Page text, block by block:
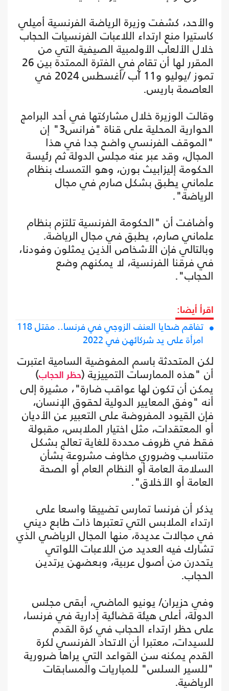
والأحد، كشفت وزيرة الرياضة الفرنسية أميلي
كاستيرا منع ارتداء اللاعبات الفرنسيات الحجاب
خلال الألعاب الأولمبية الصيفية التي من
المقرر لها أن تقام في الفترة الممتدة بين 26
تموز /يوليو و11 آب /أغسطس 2024 في
العاصمة باريس.
وقالت الوزيرة خلال مشاركتها في أحد البرامج
الحوارية المحلية على قناة "فرانس3" إن
"الموقف الفرنسي واضح جدا في هذا
المجال، وقد عبر عنه مجلس الدولة ثم رئيسة
الحكومة إليزابيث بورن، وهو التمسك بنظام
علماني يطبق بشكل صارم في مجال
الرياضة".
وأضافت أن "الحكومة الفرنسية تلتزم بنظام
علماني صارم، يطبق في مجال الرياضة.
وبالتالي فإن الأشخاص الذين يمثلون وفودنا،
في فرقنا الفرنسية، لا يمكنهم وضع
الحجاب".
اقرأ أيضا:
تفاقم ضحايا العنف الزوجي في فرنسا.. مقتل 118
امرأة على يد شركائهن في 2022
لكن المتحدثة باسم المفوضية السامية اعتبرت
أن "هذه الممارسات التمييزية (حظر الحجاب)
يمكن أن تكون لها عواقب ضارة"، مشيرة إلى
أنه "وفق المعايير الدولية لحقوق الإنسان،
فإن القيود المفروضة على التعبير عن الأديان
أو المعتقدات، مثل اختيار الملابس، مقبولة
فقط في ظروف محددة للغاية تعالج بشكل
متناسب وضروري مخاوف مشروعة بشأن
السلامة العامة أو النظام العام أو الصحة
العامة أو الأخلاق".
يذكر أن فرنسا تمارس تضييقا واسعا على
ارتداء الملابس التي تعتبرها ذات طابع ديني
في مجالات عديدة، منها المجال الرياضي الذي
تشارك فيه العديد من اللاعبات اللواتي
يتحدرن من أصول عربية، وبعضهن يرتدين
الحجاب.
وفي حزيران/ يونيو الماضي، أبقى مجلس
الدولة، أعلى هيئة قضائية إدارية في فرنسا،
على حظر ارتداء الحجاب في كرة القدم
للسيدات، معتبرا أن الاتحاد الفرنسي لكرة
القدم يمكنه سن القواعد التي يراها ضرورية
"للسير السلس" للمباريات والمسابقات
الرياضية.